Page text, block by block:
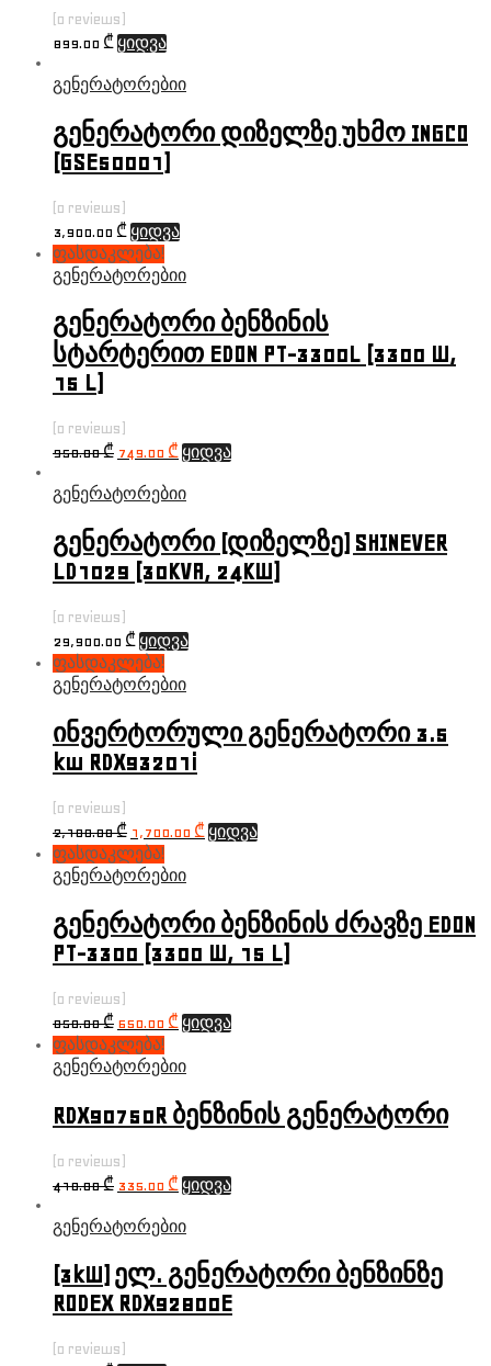
(0 reviews)
899.00 ₾ ყიდვა
გენერატორებიი
გენერატორი დიზელზე უხმო INGCO
(GSE50001)
(0 reviews)
3,900.00 ₾ ყიდვა
ფასდაკლება!
გენერატორებიი
გენერატორი ბენზინის
სტარტერით EDON PT-3300L (3300 W,
15 L)
(0 reviews)
950.00₾ 749.00 ₾ ყიდვა
გენერატორებიი
გენერატორი (დიზელზე) SHINEVER
LD1029 (30KVA, 24KW)
(0 reviews)
29,900.00 ₾ ყიდვა
ფასდაკლება!
გენერატორებიი
ინვერტორული გენერატორი 3.5
kw RDX93201i
(0 reviews)
2,100.00₾ 1,700.00 ₾ ყიდვა
ფასდაკლება!
გენერატორებიი
გენერატორი ბენზინის ძრავზე EDON
PT-3300 (3300 W, 15 L)
(0 reviews)
850.00₾ 650.00 ₾ ყიდვა
ფასდაკლება!
გენერატორებიი
RDX90750R ბენზინის გენერატორი
(0 reviews)
410.00₾ 335.00 ₾ ყიდვა
გენერატორებიი
(3kW) ელ. გენერატორი ბენზინზე
RODEX RDX92800E
(0 reviews)